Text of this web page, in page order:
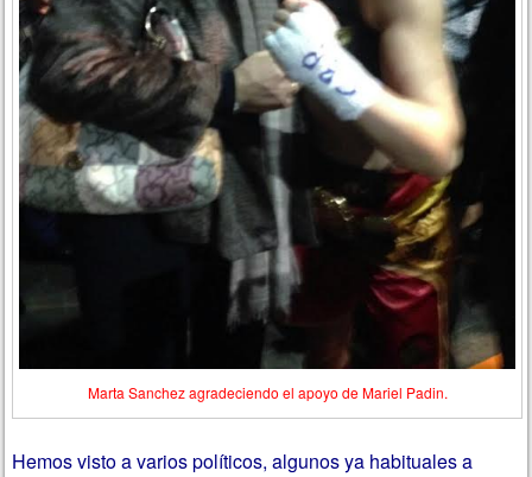
Marta Sanchez agradeciendo el apoyo de Mariel Padin.
Hemos visto a varios políticos, algunos ya habituales a